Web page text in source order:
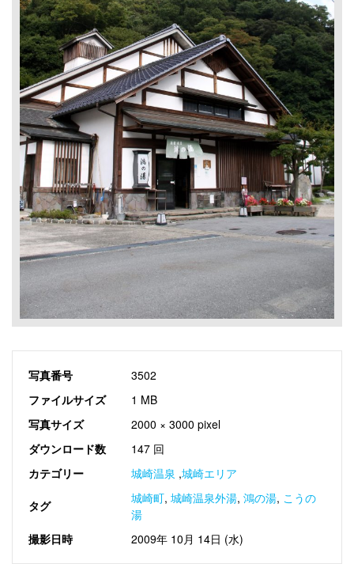
写真番号
3502
ファイルサイズ
1 MB
写真サイズ
2000 × 3000 pixel
ダウンロード数
147 回
カテゴリー
城崎温泉 ,城崎エリア
タグ 城崎町, 城崎温泉外湯, 鴻の湯, こうの
湯
撮影日時
2009年 10月 14日 (水)